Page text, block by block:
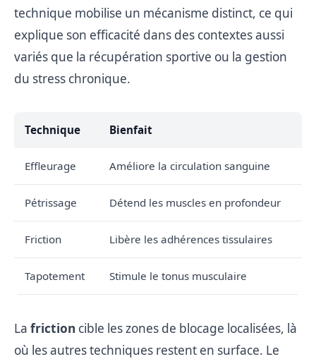
technique mobilise un mécanisme distinct, ce qui
explique son efficacité dans des contextes aussi
variés que la récupération sportive ou la gestion
du stress chronique.
Technique Bienfait
Effleurage Améliore la circulation sanguine
Pétrissage Détend les muscles en profondeur
Friction Libère les adhérences tissulaires
Tapotement Stimule le tonus musculaire
La friction cible les zones de blocage localisées, là
où les autres techniques restent en surface. Le